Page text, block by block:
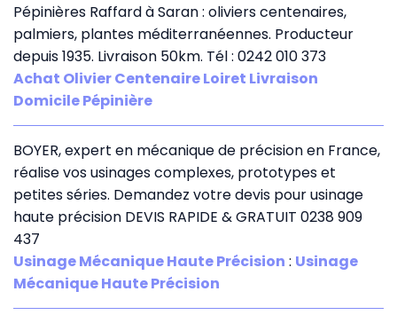
Pépinières Raffard à Saran : oliviers centenaires,
palmiers, plantes méditerranéennes. Producteur
depuis 1935. Livraison 50km. Tél : 0242 010 373
Achat Olivier Centenaire Loiret Livraison
Domicile Pépinière
BOYER, expert en mécanique de précision en France,
réalise vos usinages complexes, prototypes et
petites séries. Demandez votre devis pour usinage
haute précision DEVIS RAPIDE & GRATUIT 0238 909
437
Usinage Mécanique Haute Précision : Usinage
Mécanique Haute Précision